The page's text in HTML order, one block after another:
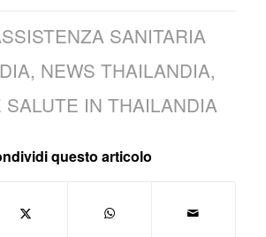
SANITARIA
, NEWS THAILANDIA,
SALUTE IN THAILANDIA
questo articolo